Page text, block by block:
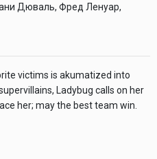
Дюваль, Фред Ленуар,
victims is akumatized into
Ladybug calls on her
her; may the best team win.